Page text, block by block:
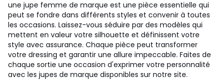
une jupe femme de marque est une pièce essentielle qui
peut se fondre dans différents styles et convenir à toutes
les occasions. Laissez-vous séduire par des modèles qui
mettent en valeur votre silhouette et définissent votre
style avec assurance. Chaque pièce peut transformer
votre dressing et garantir une allure impeccable. Faites de
chaque sortie une occasion d'exprimer votre personnalité
avec les jupes de marque disponibles sur notre site.